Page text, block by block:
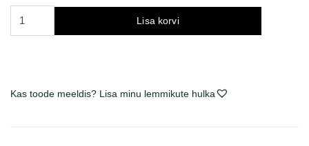
katėms
Lisa korvi
Kas toode meeldis? Lisa minu lemmikute hulka